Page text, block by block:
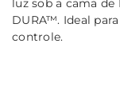
luz sob a cama de
DURA™. Ideal
controle.